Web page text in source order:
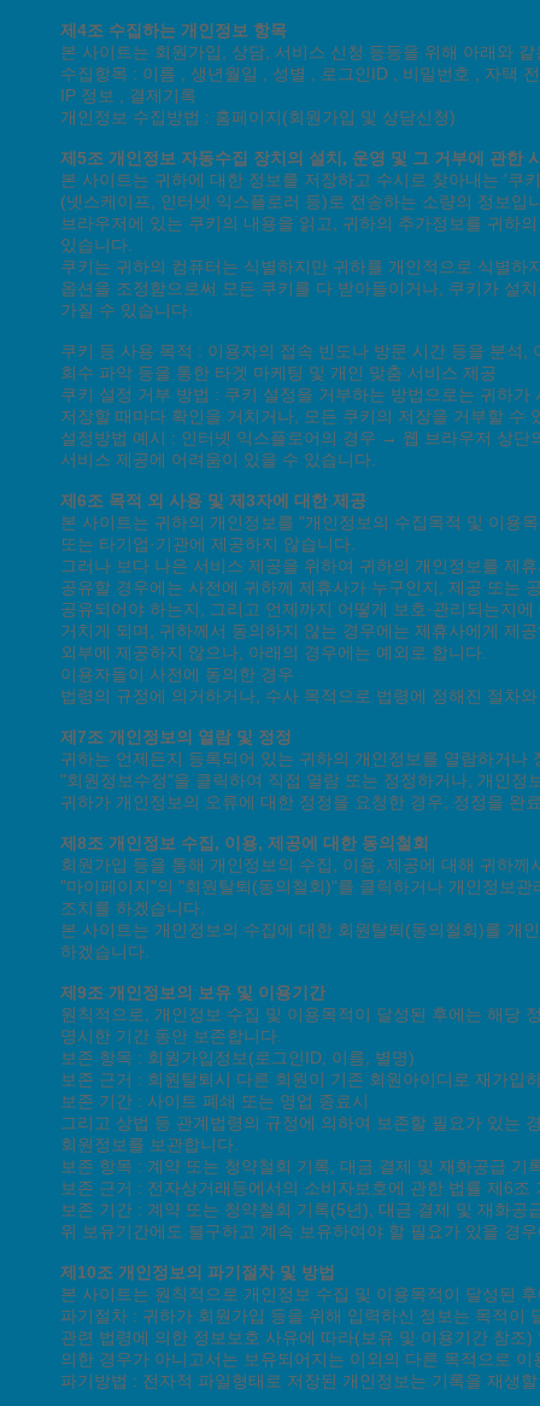
제4조 수집하는 개인정보 항목
본 사이트는 회원가입, 상담, 서비스 신청 등등을 위해 아래와
수집항목 : 이름 , 생년월일 , 성별 , 로그인ID , 비밀번호 , 자택
IP 정보 , 결제기록
개인정보 수집방법 : 홈페이지(회원가입 및 상담신청)
제5조 개인정보 자동수집 장치의 설치, 운영 및 그 거부에 관한
본 사이트는 귀하에 대한 정보를 저장하고 수시로 찾아내는 '쿠
(넷스케이프, 인터넷 익스플로러 등)로 전송하는 소량의 정보
브라우저에 있는 쿠키의 내용을 읽고, 귀하의 추가정보를 귀하
있습니다.
쿠키는 귀하의 컴퓨터는 식별하지만 귀하를 개인적으로 식별
옵션을 조정함으로써 모든 쿠키를 다 받아들이거나, 쿠키가 설
가질 수 있습니다.
쿠키 등 사용 목적 : 이용자의 접속 빈도나 방문 시간 등을 분석
회수 파악 등을 통한 타겟 마케팅 및 개인 맞춤 서비스 제공
쿠키 설정 거부 방법 : 쿠키 설정을 거부하는 방법으로는 귀하
저장할 때마다 확인을 거치거나, 모든 쿠키의 저장을 거부할 수
설정방법 예시 : 인터넷 익스플로어의 경우 → 웹 브라우저 상
서비스 제공에 어려움이 있을 수 있습니다.
제6조 목적 외 사용 및 제3자에 대한 제공
본 사이트는 귀하의 개인정보를 "개인정보의 수집목적 및 이용
또는 타기업·기관에 제공하지 않습니다.
그러나 보다 나은 서비스 제공을 위하여 귀하의 개인정보를 제
공유할 경우에는 사전에 귀하께 제휴사가 누구인지, 제공 또는
공유되어야 하는지, 그리고 언제까지 어떻게 보호·관리되는지
거치게 되며, 귀하께서 동의하지 않는 경우에는 제휴사에게 제
외부에 제공하지 않으나, 아래의 경우에는 예외로 합니다.
이용자들이 사전에 동의한 경우
법령의 규정에 의거하거나, 수사 목적으로 법령에 정해진 절차
제7조 개인정보의 열람 및 정정
귀하는 언제든지 등록되어 있는 귀하의 개인정보를 열람하거
"회원정보수정"을 클릭하여 직접 열람 또는 정정하거나, 개인
귀하가 개인정보의 오류에 대한 정정을 요청한 경우, 정정을 완
제8조 개인정보 수집, 이용, 제공에 대한 동의철회
회원가입 등을 통해 개인정보의 수집, 이용, 제공에 대해 귀하
"마이페이지"의 "회원탈퇴(동의철회)"를 클릭하거나 개인정보
조치를 하겠습니다.
본 사이트는 개인정보의 수집에 대한 회원탈퇴(동의철회)를 개
하겠습니다.
제9조 개인정보의 보유 및 이용기간
원칙적으로, 개인정보 수집 및 이용목적이 달성된 후에는 해당
명시한 기간 동안 보존합니다.
보존 항목 : 회원가입정보(로그인ID, 이름, 별명)
보존 근거 : 회원탈퇴시 다른 회원이 기존 회원아이디로 재가입
보존 기간 : 사이트 폐쇄 또는 영업 종료시
그리고 상법 등 관계법령의 규정에 의하여 보존할 필요가 있는
회원정보를 보관합니다.
보존 항목 : 계약 또는 청약철회 기록, 대금 결제 및 재화공급 기
보존 근거 : 전자상거래등에서의 소비자보호에 관한 법률 제6조
보존 기간 : 계약 또는 청약철회 기록(5년), 대금 결제 및 재화
위 보유기간에도 불구하고 계속 보유하여야 할 필요가 있을 경
제10조 개인정보의 파기절차 및 방법
본 사이트는 원칙적으로 개인정보 수집 및 이용목적이 달성된
파기절차 : 귀하가 회원가입 등을 위해 입력하신 정보는 목적
관련 법령에 의한 정보보호 사유에 따라(보유 및 이용기간 참
의한 경우가 아니고서는 보유되어지는 이외의 다른 목적으로 이
파기방법 : 전자적 파일형태로 저장된 개인정보는 기록을 재생